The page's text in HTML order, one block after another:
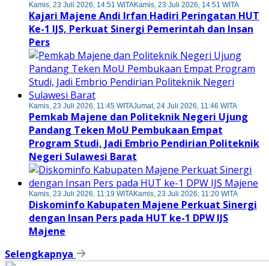
Kamis, 23 Juli 2026, 14:51 WITAKamis, 23 Juli 2026, 14:51 WITA
Kajari Majene Andi Irfan Hadiri Peringatan HUT
Ke-1 IJS, Perkuat Sinergi Pemerintah dan Insan
Pers
Kamis, 23 Juli 2026, 11:45 WITAJumat, 24 Juli 2026, 11:46 WITA
Pemkab Majene dan Politeknik Negeri Ujung
Pandang Teken MoU Pembukaan Empat
Program Studi, Jadi Embrio Pendirian Politeknik
Negeri Sulawesi Barat
Kamis, 23 Juli 2026, 11:19 WITAKamis, 23 Juli 2026, 11:20 WITA
Diskominfo Kabupaten Majene Perkuat Sinergi
dengan Insan Pers pada HUT ke-1 DPW IJS
Majene
Selengkapnya